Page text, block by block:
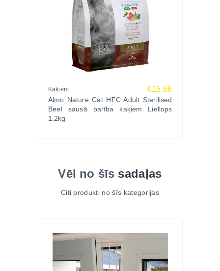
Kaķiem €15.66
Almo Nature Cat HFC Adult Sterilised
Beef sausā barība kaķiem Liellops
1.2kg
Vēl no šīs sadaļas
Citi produkti no šīs kategorijas